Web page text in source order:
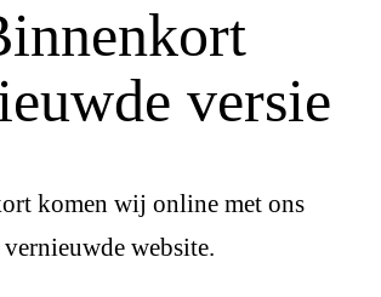
versie
komen wij online met ons
vernieuwde website.